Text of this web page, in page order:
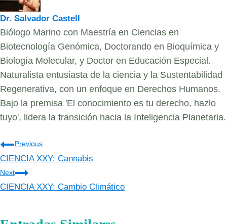
Dr. Salvador Castell
Biólogo Marino con Maestría en Ciencias en
Biotecnología Genómica, Doctorando en Bioquímica y
Biología Molecular, y Doctor en Educación Especial.
Naturalista entusiasta de la ciencia y la Sustentabilidad
Regenerativa, con un enfoque en Derechos Humanos.
Bajo la premisa 'El conocimiento es tu derecho, hazlo
tuyo', lidera la transición hacia la Inteligencia Planetaria.
Navegación
de
entradas
Previous
CIENCIA XXY: Cannabis
Next
CIENCIA XXY: Cambio Climático